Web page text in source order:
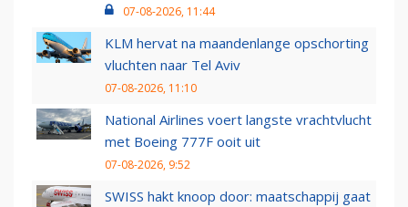
07-08-2026, 11:44
KLM hervat na maandenlange opschorting
vluchten naar Tel Aviv
07-08-2026, 11:10
National Airlines voert langste vrachtvlucht
met Boeing 777F ooit uit
07-08-2026, 9:52
SWISS hakt knoop door: maatschappij gaat